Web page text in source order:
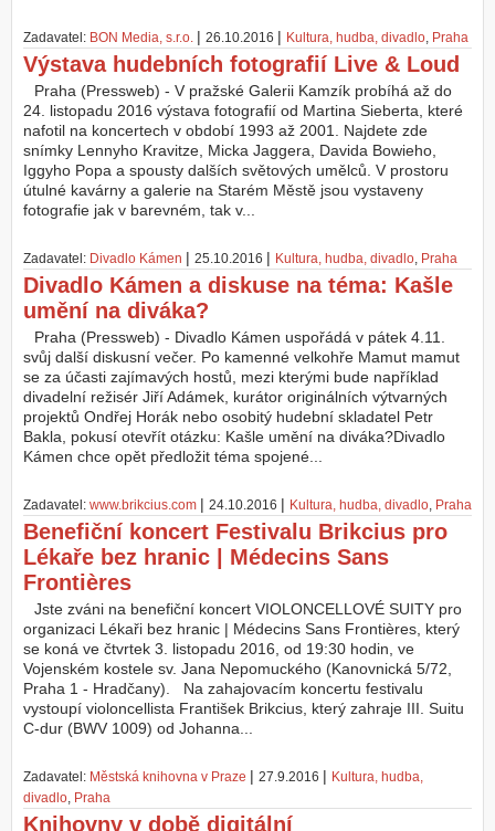
Zadavatel: BON Media, s.r.o. | 26.10.2016 | Kultura, hudba, divadlo, Praha
Výstava hudebních fotografií Live & Loud
Praha (Pressweb) - V pražské Galerii Kamzík probíhá až do
24. listopadu 2016 výstava fotografií od Martina Sieberta, které
nafotil na koncertech v období 1993 až 2001. Najdete zde
snímky Lennyho Kravitze, Micka Jaggera, Davida Bowieho,
Iggyho Popa a spousty dalších světových umělců. V prostoru
útulné kavárny a galerie na Starém Městě jsou vystaveny
fotografie jak v barevném, tak v...
Zadavatel: Divadlo Kámen | 25.10.2016 | Kultura, hudba, divadlo, Praha
Divadlo Kámen a diskuse na téma: Kašle
umění na diváka?
Praha (Pressweb) - Divadlo Kámen uspořádá v pátek 4.11.
svůj další diskusní večer. Po kamenné velkohře Mamut mamut
se za účasti zajímavých hostů, mezi kterými bude například
divadelní režisér Jiří Adámek, kurátor originálních výtvarných
projektů Ondřej Horák nebo osobitý hudební skladatel Petr
Bakla, pokusí otevřít otázku: Kašle umění na diváka?Divadlo
Kámen chce opět předložit téma spojené...
Zadavatel: www.brikcius.com | 24.10.2016 | Kultura, hudba, divadlo, Praha
Benefiční koncert Festivalu Brikcius pro
Lékaře bez hranic | Médecins Sans
Frontières
Jste zváni na benefiční koncert VIOLONCELLOVÉ SUITY pro
organizaci Lékaři bez hranic | Médecins Sans Frontières, který
se koná ve čtvrtek 3. listopadu 2016, od 19:30 hodin, ve
Vojenském kostele sv. Jana Nepomuckého (Kanovnická 5/72,
Praha 1 - Hradčany). Na zahajovacím koncertu festivalu
vystoupí violoncellista František Brikcius, který zahraje III. Suitu
C-dur (BWV 1009) od Johanna...
Zadavatel: Městská knihovna v Praze | 27.9.2016 | Kultura, hudba,
divadlo, Praha
Knihovny v době digitální